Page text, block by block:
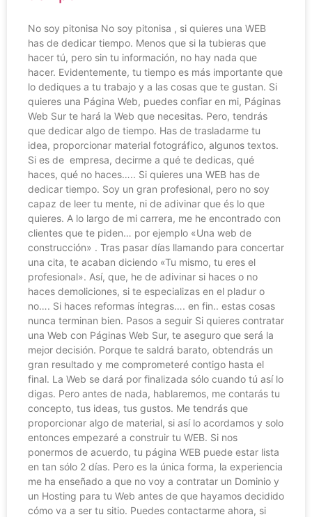
No soy pitonisa No soy pitonisa , si quieres una WEB
has de dedicar tiempo. Menos que si la tubieras que
hacer tú, pero sin tu información, no hay nada que
hacer. Evidentemente, tu tiempo es más importante que
lo dediques a tu trabajo y a las cosas que te gustan. Si
quieres una Página Web, puedes confiar en mi, Páginas
Web Sur te hará la Web que necesitas. Pero, tendrás
que dedicar algo de tiempo. Has de trasladarme tu
idea, proporcionar material fotográfico, algunos textos.
Si es de empresa, decirme a qué te dedicas, qué
haces, qué no haces….. Si quieres una WEB has de
dedicar tiempo. Soy un gran profesional, pero no soy
capaz de leer tu mente, ni de adivinar que és lo que
quieres. A lo largo de mi carrera, me he encontrado con
clientes que te piden… por ejemplo «Una web de
construcción» . Tras pasar días llamando para concertar
una cita, te acaban diciendo «Tu mismo, tu eres el
profesional». Así, que, he de adivinar si haces o no
haces demoliciones, si te especializas en el pladur o
no…. Si haces reformas íntegras…. en fin.. estas cosas
nunca terminan bien. Pasos a seguir Si quieres contratar
una Web con Páginas Web Sur, te aseguro que será la
mejor decisión. Porque te saldrá barato, obtendrás un
gran resultado y me comprometeré contigo hasta el
final. La Web se dará por finalizada sólo cuando tú así lo
digas. Pero antes de nada, hablaremos, me contarás tu
concepto, tus ideas, tus gustos. Me tendrás que
proporcionar algo de material, si así lo acordamos y solo
entonces empezaré a construir tu WEB. Si nos
ponermos de acuerdo, tu página WEB puede estar lista
en tan sólo 2 días. Pero es la única forma, la experiencia
me ha enseñado a que no voy a contratar un Dominio y
un Hosting para tu Web antes de que hayamos decidido
cómo va a ser tu sitio. Puedes contactarme ahora, si